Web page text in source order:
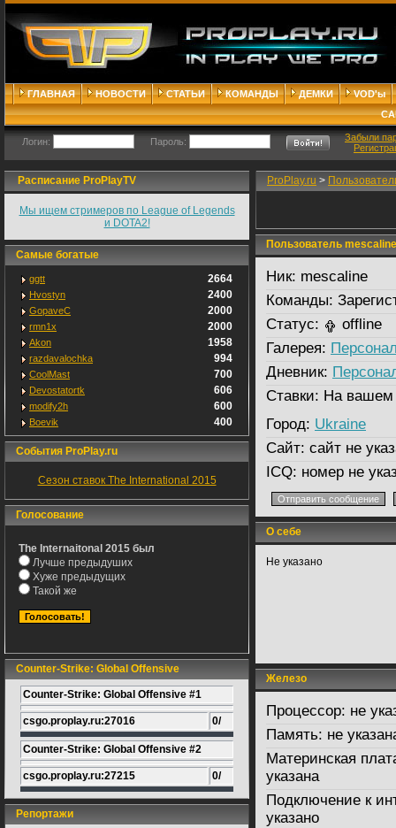
ГЛАВНАЯ НОВОСТИ СТАТЬИ КОМАНДЫ ДЕМКИ
VOD'ы
Логин: Пароль:
Забыли
Расписание ProPlayTV
Мы ищем стримеров по League of Legends
и DOTA2!
Самые богатые
ggtt 2664
Hvostyn 2400
GopaveC 2000
rmn1x 2000
Akon 1958
razdavalochka 994
CoolMast 700
Devostatortk 606
modify2h 600
Boevik 400
События ProPlay.ru
Сезон ставок The International 2015
Голосование
The Internaitonal 2015 был
Лучше предыдуших
Хуже предыдущих
Такой же
Counter-Strike: Global Offensive
Counter-Strike: Global Offensive #1
csgo.proplay.ru:27016 0/
Counter-Strike: Global Offensive #2
csgo.proplay.ru:27215 0/
Репортажи
ProPlay.ru >
Пользователь mescaline
Ник: mescaline
Команды:
Статус:
offline
Галерея:
Дневник:
Ставки: На вашем
Город: Ukraine
Сайт: сайт не
ICQ: номер не
О себе
Не указано
Железо
Процессор: не
Память: не
Материнская
указана
Подключение к
указано